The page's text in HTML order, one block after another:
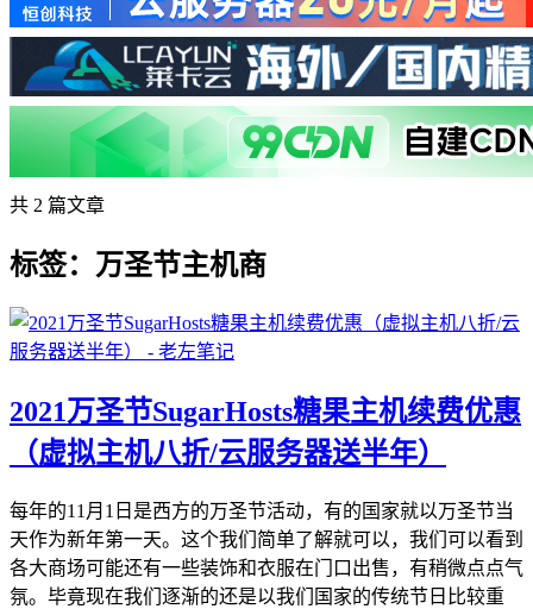
共 2 篇文章
标签：万圣节主机商
2021万圣节SugarHosts糖果主机续费优惠
（虚拟主机八折/云服务器送半年）
每年的11月1日是西方的万圣节活动，有的国家就以万圣节当
天作为新年第一天。这个我们简单了解就可以，我们可以看到
各大商场可能还有一些装饰和衣服在门口出售，有稍微点点气
氛。毕竟现在我们逐渐的还是以我们国家的传统节日比较重